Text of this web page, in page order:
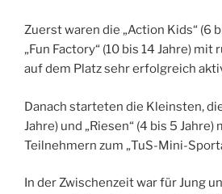
Zuerst waren die „Action Kids“ (6
„Fun Factory“ (10 bis 14 Jahre)
auf dem Platz sehr erfolgreich
Danach starteten die Kleinsten,
Jahre) und „Riesen“ (4 bis 5
Teilnehmern zum „TuS-Mini-
In der Zwischenzeit war für Jung